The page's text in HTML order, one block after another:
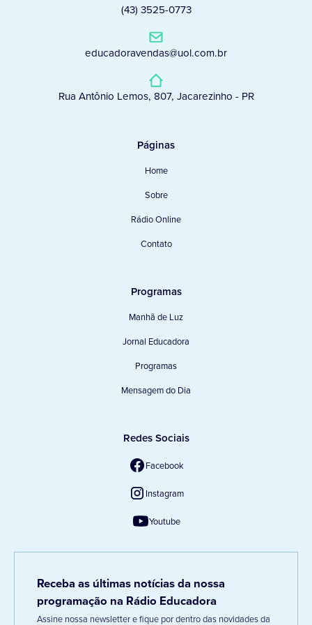
(43) 3525-0773
educadoravendas@uol.com.br
Rua Antônio Lemos, 807, Jacarezinho - PR
Páginas
Home
Sobre
Rádio Online
Contato
Programas
Manhã de Luz
Jornal Educadora
Programas
Mensagem do Dia
Redes Sociais
Facebook
Instagram
Youtube
Receba as últimas notícias da nossa
programação na Rádio Educadora
Assine nossa newsletter e fique por dentro das novidades da